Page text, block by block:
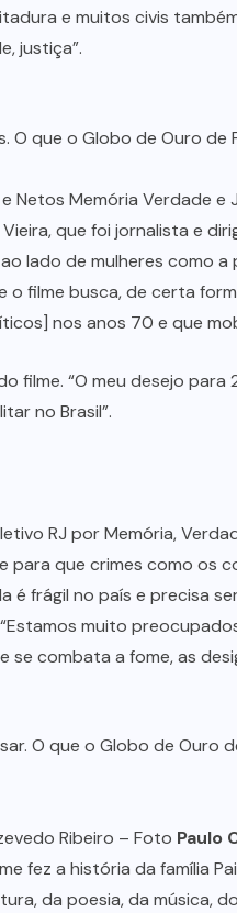
e muitos civis
justiça”.
Netos Memória Verdade e
que foi jornalista e
lado de mulheres como
o filme busca, de certa
nos anos 70 e que
filme. “O meu desejo
no Brasil”.
RJ por Memória,
que crimes como os
é frágil no país e precisa
muito
se combata a fome, as
Ribeiro – Foto Paulo
fez a história da família
da poesia, da